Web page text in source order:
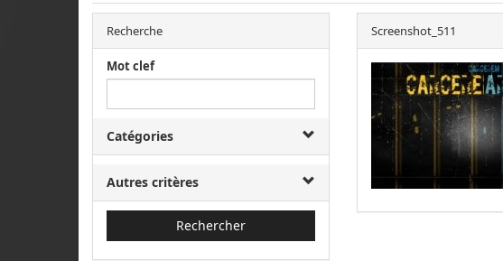
Recherche
Mot clef
Catégories
Autres critères
Rechercher
Screenshot_511